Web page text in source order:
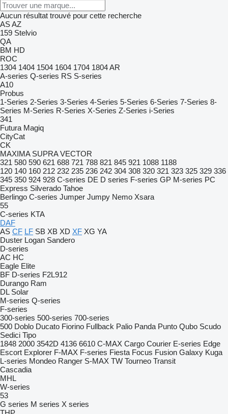
Aucun résultat trouvé pour cette recherche
ASAZ
159 Stelvio
QA
BM HD
ROC
1304 1404 1504 1604 1704 1804AR
A-series Q-series RS S-series
A10
Probus
1-Series 2-Series 3-Series 4-Series 5-Series 6-Series 7-Series 8-
Series M-Series R-Series X-Series Z-Series i-Series
341
Futura Magiq
CityCat
CK
MAXIMA SUPRA VECTOR
321 580 590 621 688 721 788 821 845 921 1088 1188
120 140 160 212 232 235 236 242 304 308 320 321 323 325 329 336
345 350 924 928 C-series DE D series F-series GP M-series PC
Express Silverado Tahoe
Berlingo C-series Jumper Jumpy Nemo Xsara
55
C-series KTA
DAF
AS CF LF SB XB XD XF XG YA
Duster Logan Sandero
D-series
AC HC
Eagle Elite
BF D-series F2L912
Durango Ram
DL Solar
M-series Q-series
F-series
300-series 500-series 700-series
500 Doblo Ducato Fiorino Fullback Palio Panda Punto Qubo Scudo
Sedici Tipo
1848 2000 3542D 4136 6610 C-MAX Cargo Courier E-series Edge
Escort Explorer F-MAX F-series Fiesta Focus Fusion Galaxy Kuga
L-series Mondeo Ranger S-MAX TW Tourneo Transit
Cascadia
MHL
W-series
53
G series M series X series